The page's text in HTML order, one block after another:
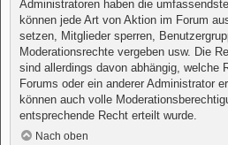
Administratoren haben die
können jede Art von Aktion im Forum
setzen, Mitglieder sperren,
Moderationsrechte vergeben usw. Die
sind allerdings davon abhängig, welche
Forums oder ein anderer Administrator
können auch volle
entsprechende Recht erteilt wurde.
Nach oben